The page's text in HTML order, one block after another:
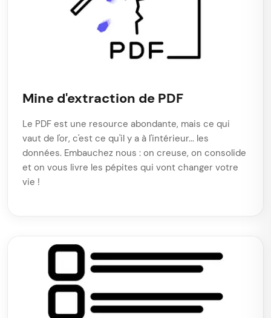
Mine d'extraction de PDF
Le PDF est une resource abondante, mais ce qui
vaut de l'or, c'est ce qu'il y a à l'intérieur... les
données. Embauchez nous : on creuse, on consolide
et on vous livre les pépites qui vont changer votre
vie !